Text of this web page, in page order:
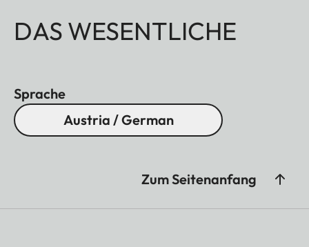
DAS WESENTLICHE
Sprache
Austria / German
Zum Seitenanfang